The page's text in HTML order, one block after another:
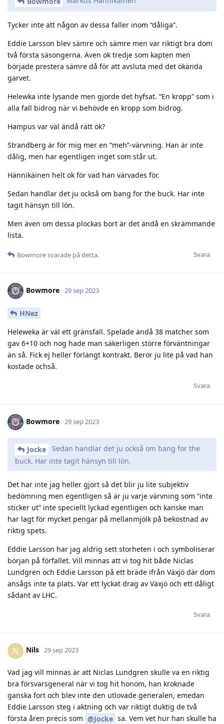
Tycker inte att någon av dessa faller inom “dåliga”.
Eddie Larsson blev sämre och sämre men var riktigt bra dom
två första säsongerna. Även ok tredje som kapten men
började prestera sämre då för att avsluta med det ökända
garvet.
Helewka inte lysande men gjorde det hyfsat. “En kropp” som i
alla fall bidrog när vi behövde en kropp som bidrog.
Hampus var väl ändå rätt ok?
Strandberg är för mig mer en “meh”-värvning. Han är inte
dålig, men har egentligen inget som står ut.
Hännikäinen helt ok för vad han värvades för.
Sedan handlar det ju också om bang for the buck. Har inte
tagit hänsyn till lön.
Men även om dessa plockas bort är det ändå en skrämmande
lista.
Svara
Bowmoresvarade på detta.
Bowmore 29 sep 2023
HNez
Heleweka är väl ett gränsfall. Spelade ändå 38 matcher som
gav 6+10 och nog hade man säkerligen större förväntningar
än så. Fick ej heller förlängt kontrakt. Beror ju lite på vad han
kostade ochså.
Svara
Bowmore 29 sep 2023
Jocke
Sedan handlar det ju också om bang for the
buck. Har inte tagit hänsyn till lön.
Det har inte jag heller gjort så det blir ju lite subjektiv
bedömning men egentligen så är ju varje värvning som “inte
sticker ut” inte speciellt lyckad egentligen och kanske man
har lagt för mycket pengar på mellanmjölk på bekostnad av
riktig spets.
Eddie Larsson har jag aldrig sett storheten i och symboliserar
början på förfallet. Vill minnas att vi tog hit både Niclas
Lundgren och Eddie Larsson på ett bräde ifrån Växjö där dom
ansågs inte ta plats. Var ett lyckat drag av Växjö och ett dåligt
sådant av LHC.
Svara
N Nils 29 sep 2023
Vad jag vill minnas är att Niclas Lundgren skulle va en riktig
bra försvarsgeneral när vi tog hit honom, han kroknade
ganska fort och blev inte den utlovade generalen, emedan
Eddie Larsson steg i aktning och var riktigt duktig de två
första åren precis som @Jocke sa. Vem vet hur han skulle ha